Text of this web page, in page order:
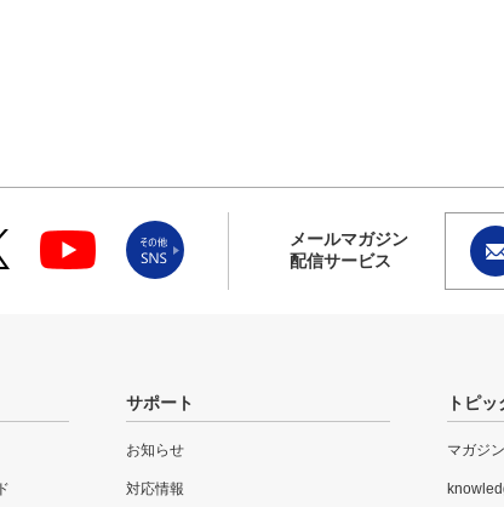
メールマガジン
配信サービス
サポート
お知らせ
対応情報
トピッ
マガジン